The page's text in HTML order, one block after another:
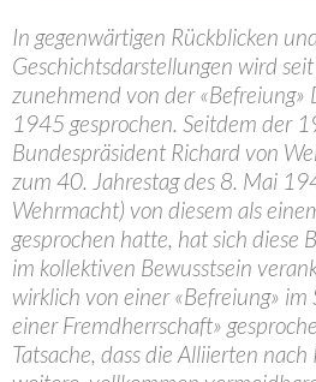
In gegenwärtigen Rückblicken
Geschichtsdarstellungen wird
zunehmend von der «Befreiung»
1945 gesprochen. Seitdem der
Bundespräsident Richard von
zum 40. Jahrestag des 8. Mai
Wehrmacht) von diesem als
gesprochen hatte, hat sich diese
im kollektiven Bewusstsein
wirklich von einer «Befreiung» im
einer Fremdherrschaft»
Tatsache, dass die Alliierten